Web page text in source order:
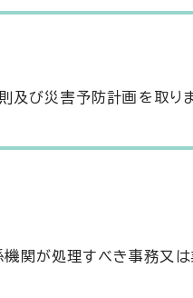
及び災害予防計画を取り
関が処理すべき事務又